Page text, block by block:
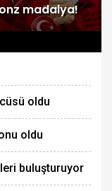
madalya!
oldu
oldu
buluşturuyor